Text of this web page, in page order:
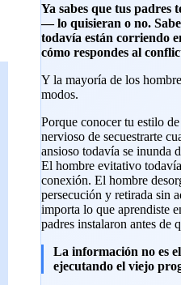
Ya sabes que tus padres
— lo quisieran o no.
todavía están corriendo
cómo respondes al
Y la mayoría de los
modos.
Porque conocer tu estilo
nervioso de secuestrarte
ansioso todavía se inunda
El hombre evitativo
conexión. El hombre
persecución y retirada sin
importa lo que aprendiste
padres instalaron antes de
La información no es
ejecutando el viejo